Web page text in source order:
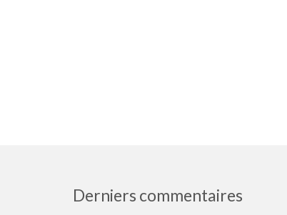
Derniers commentaires